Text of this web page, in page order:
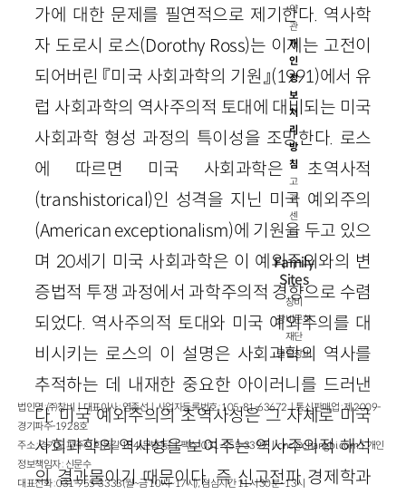
가에 대한 문제를 필연적으로 제기한다. 역사학
자 도로시 로스(Dorothy Ross)는 이제는 고전이
되어버린 『미국 사회과학의 기원』(1991)에서 유
럽 사회과학의 역사주의적 토대에 대비되는 미국
사회과학 형성 과정의 특이성을 조망한다. 로스
에 따르면 미국 사회과학은 초역사적
(transhistorical)인 성격을 지닌 미국 예외주의
(American exceptionalism)에 기원을 두고 있으
며 20세기 미국 사회과학은 이 예외주의와의 변
증법적 투쟁 과정에서 과학주의적 경향으로 수렴
되었다. 역사주의적 토대와 미국 예외주의를 대
비시키는 로스의 이 설명은 사회과학의 역사를
추적하는 데 내재한 중요한 아이러니를 드러낸
다. 미국 예외주의의 초역사성은 그 자체로 미국
사회과학의 역사성을 보여주는 역사주의적 해석
의 결과물이기 때문이다. 즉 신고전파 경제학과
약
관
개
인
정
보
처
리
방
침
고
객
센
터
Family
Sites
창비
창비문화
재단
클럽창비
법인명 : ㈜창비ㅣ대표이사 : 염종선ㅣ사업자등록번호 : 105-81-63672ㅣ통신판매업 : 제 2009-
경기파주-1928호
주소 : 경기도 파주시 회동길 184(문발동)ㅣ팩스 : 031-955-3399 ㅣcnc@changbi.comㅣ개인
정보책임자 : 신문수
대표전화 : 031-955-3333(월~금 10시~17시), 점심시간 11시 30분~13시